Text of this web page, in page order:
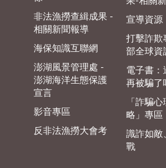
非法漁撈查緝成果 -
相關新聞報導
海保知識互聯網
澎湖風景管理處 -
澎湖海洋生態保護
宣言
影音專區
反非法漁撈大會考
宣導資源
打擊詐欺
部全球資
電子書：
再被騙了
「詐騙
略」專區
識詐如敵
戰